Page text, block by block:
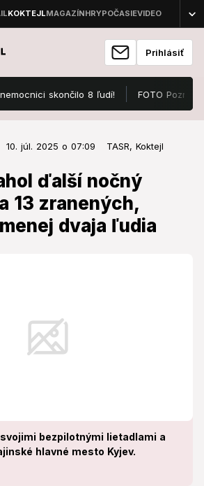
Prihlásiť
skončilo 8 ľudí! FOTO Pozrite, v
10. júl. 2025 o 07:09 TASR, Koktejl
ďalší nočný
13 zranených,
dvaja ľudia
bezpilotnými lietadlami a
hlavné mesto Kyjev.
10. júl. 2025 o 07:09
ďalší nočný útok:
zomreli
ľudia